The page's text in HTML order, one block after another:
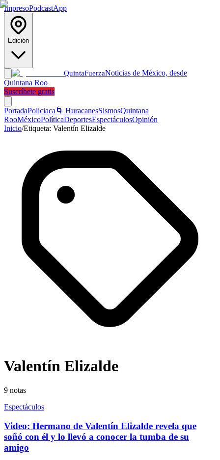
ImpresoPodcastApp
Edición
QuintaFuerzaNoticias de México, desde
Quintana Roo
Suscríbete gratis
PortadaPoliciaca 🌀 HuracanesSismosQuintana
RooMéxicoPolíticaDeportesEspectáculosOpinión
Inicio/Etiqueta: Valentín Elizalde
Valentín Elizalde
9 notas
Espectáculos
Video: Hermano de Valentín Elizalde revela que
soñó con él y lo llevó a conocer la tumba de su
amigo